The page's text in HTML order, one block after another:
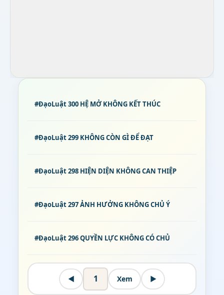
#ĐạoLuật 300 HỆ MỞ KHÔNG KẾT THÚC
#ĐạoLuật 299 KHÔNG CÒN GÌ ĐỂ ĐẠT
#ĐạoLuật 298 HIỆN DIỆN KHÔNG CAN THIỆP
#ĐạoLuật 297 ẢNH HƯỞNG KHÔNG CHỦ Ý
#ĐạoLuật 296 QUYỀN LỰC KHÔNG CÓ CHỦ
◀ Xem ▶